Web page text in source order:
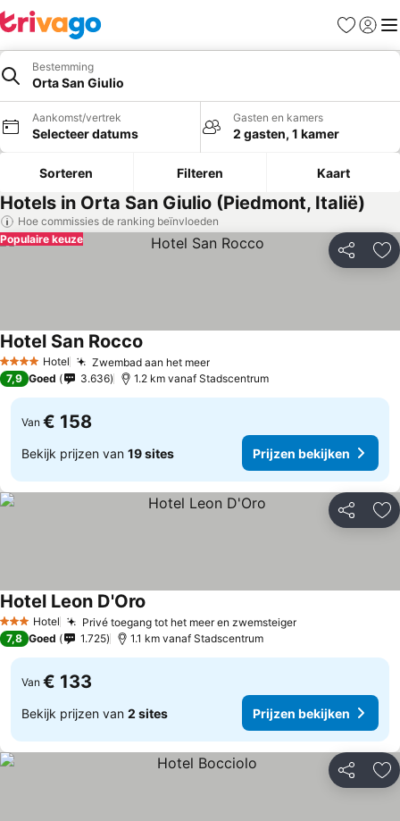
Favorieten
Bestemming
Orta San Giulio
Aankomst/vertrek
Selecteer datums
Gasten en kamers
2 gasten, 1 kamer
Sorteren Filteren Kaart
Hotels in Orta San Giulio (Piedmont, Italië)
Hoe commissies de ranking beïnvloeden
Delen
Populaire keuze
4 SterrenHotel Zwembad aan het meerPrijzen bekijken
Hotel San Rocco
7,9 Goed 3.636 1.2 km vanaf Stadscentrum
Van € 158
Bekijk prijzen van 19 sites Prijzen bekijken
Delen
3 SterrenHotel Privé toegang tot het meer en zwemsteigerPrijzen
Hotel Leon D'Oro
7,8 Goed 1.725 1.1 km vanaf Stadscentrum
Van € 133
Bekijk prijzen van 2 sites Prijzen bekijken
Delen